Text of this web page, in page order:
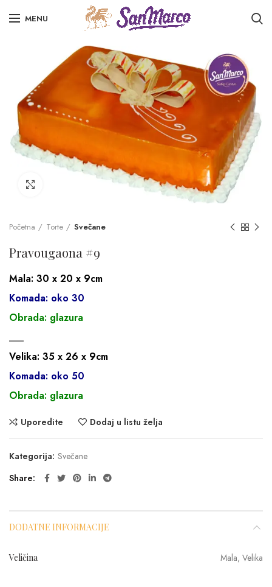
MENU
Početna Torte Svečane
Pravougaona #9
Mala: 30 x 20 x 9cm
Komada: oko 30
Obrada: glazura
___
Velika: 35 x 26 x 9cm
Komada: oko 50
Obrada: glazura
Uporedite Dodaj u listu želja
Kategorija: Svečane
Share
DODATNE INFORMACIJE
Veličina Mala, Velika